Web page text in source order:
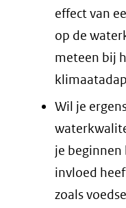
effect van
op de
meteen bij
Wil je
je
invloed
zoals